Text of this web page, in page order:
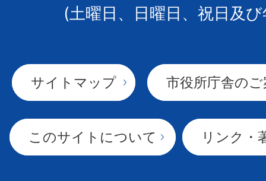
(土曜日、日曜日、祝日及
サイトマップ 市役所庁舎の
このサイトについて リンク・